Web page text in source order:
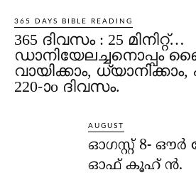
365 DAYS BIBLE READING
365 ദിവസം : 25 മിനിറ്റ്…
ഡാനിയേലച്ചനൊപ്പം
വായിക്കാം, ധ്യാനിക്കാം,
220-ാo ദിവസം.
AUGUST
ഓഗസ്റ്റ് 8- ഔര്‍
ഓഫ് കൂഹ് ന്‍.